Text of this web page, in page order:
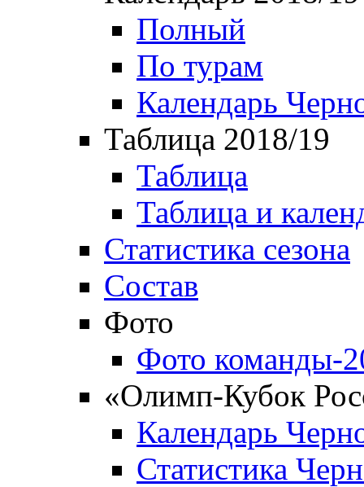
Полный
По турам
Календарь
Таблица 2018/19
Таблица
Таблица и
Статистика сезона
Состав
Фото
Фото команды-
«Олимп-Кубок
Календарь
Статистика